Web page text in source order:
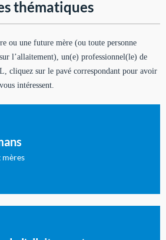
thématiques
ou une future mère (ou toute personne
l’allaitement), un(e) professionnel(le) de
cliquez sur le pavé correspondant pour avoir
intéressent.
mères
: toutes les rubriques qui